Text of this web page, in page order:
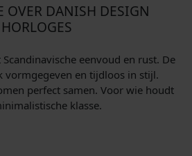
OVER DANISH DESIGN
HORLOGES
eenvoud en rust. De
vormgegeven en tijdloos in stijl.
perfect samen. Voor wie houdt
klasse.